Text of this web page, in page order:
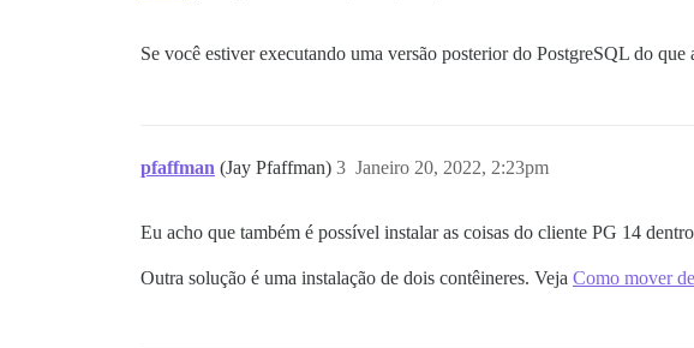
Se você estiver executando uma versão posterior do PostgreSQL do
pfaffman (Jay Pfaffman) Janeiro 20, 2022, 2:23pm
3
Eu acho que também é possível instalar as coisas do cliente PG 14
Outra solução é uma instalação de dois contêineres. Veja Como mover